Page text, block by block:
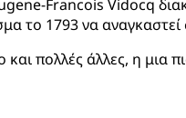
Francois Vidocq
το 1793 να
και πολλές άλλες, η